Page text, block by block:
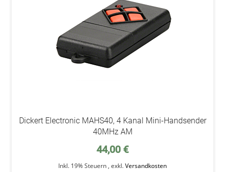
Dickert Electronic MAHS40, 4 Kanal Mini-Handsender
40MHz AM
44,00 €
Inkl. 19% Steuern , exkl.Versandkosten